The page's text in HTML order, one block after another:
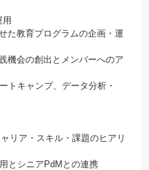
用
た教育プログラムの企画・運
機会の創出とメンバーへのア
トキャンプ、データ分析・
リア・スキル・課題のヒアリ
とシニアPdMとの連携